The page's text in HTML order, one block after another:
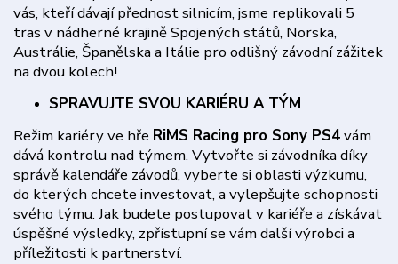
vás, kteří dávají přednost silnicím, jsme replikovali 5
tras v nádherné krajině Spojených států, Norska,
Austrálie, Španělska a Itálie pro odlišný závodní zážitek
na dvou kolech!
SPRAVUJTE SVOU KARIÉRU A TÝM
Režim kariéry ve hře RiMS Racing pro Sony PS4vám
dává kontrolu nad týmem. Vytvořte si závodníka díky
správě kalendáře závodů, vyberte si oblasti výzkumu,
do kterých chcete investovat, a vylepšujte schopnosti
svého týmu. Jak budete postupovat v kariéře a získávat
úspěšné výsledky, zpřístupní se vám další výrobci a
příležitosti k partnerství.